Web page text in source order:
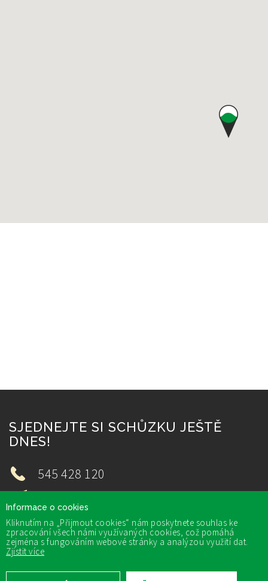
SJEDNEJTE SI SCHŮZKU JEŠTĚ
DNES!
545 428 120
Informace o cookies
Kliknutím na „Přijmout cookies“ nám poskytnete souhlas ke
zpracování všech námi využívaných cookies, což pomáhá
zejména s fungováním webové stránky a analýzou využití dat.
Zjistit více